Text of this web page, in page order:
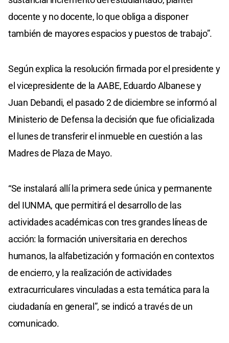
docente y no docente, lo que obliga a disponer
también de mayores espacios y puestos de trabajo”.
Según explica la resolución firmada por el presidente y
el vicepresidente de la AABE, Eduardo Albanese y
Juan Debandi, el pasado 2 de diciembre se informó al
Ministerio de Defensa la decisión que fue oficializada
el lunes de transferir el inmueble en cuestión a las
Madres de Plaza de Mayo.
“Se instalará allí la primera sede única y permanente
del IUNMA, que permitirá el desarrollo de las
actividades académicas con tres grandes líneas de
acción: la formación universitaria en derechos
humanos, la alfabetización y formación en contextos
de encierro, y la realización de actividades
extracurriculares vinculadas a esta temática para la
ciudadanía en general”, se indicó a través de un
comunicado.